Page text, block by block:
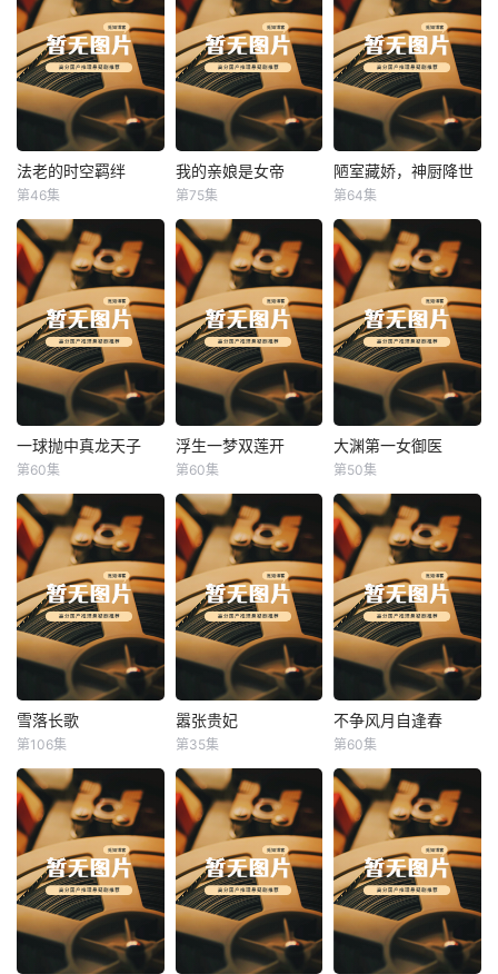
法老的时空羁绊
法老的时空羁绊
第46集
我的亲娘是女帝
我的亲娘是女帝
第75集
陋室藏娇，神厨降世
陋室藏娇，神厨降世
第64集
一球抛中真龙天子
一球抛中真龙天子
第60集
浮生一梦双莲开
浮生一梦双莲开
第60集
大渊第一女御医
大渊第一女御医
第50集
雪落长歌
雪落长歌
第106集
嚣张贵妃
嚣张贵妃
第35集
不争风月自逢春
不争风月自逢春
第60集